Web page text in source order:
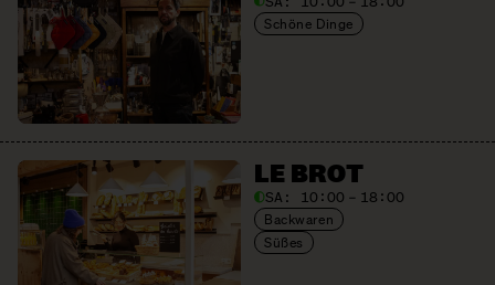
Schöne Dinge
LE BROT
SA: 10:00 – 18:00
Backwaren
Süßes